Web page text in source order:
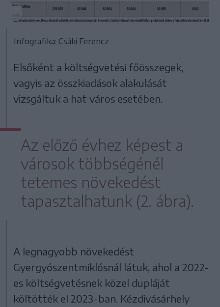
Infografika: Csáki Ferencz
Elsőként a költségvetési főösszegek,
vagyis az összkiadások alakulását
vizsgáltuk a hat város esetében.
Az előző évhez képest a
városok többségénél
tetemes növekedést
tapasztalhatunk (2. ábra).
A legnagyobb növekedést
Gyergyószentmiklósnál látuk, ahol a 2022-
es költségvetésnek közel dupláját
költötték el 2023-ban. Kézdivásárhely